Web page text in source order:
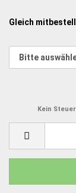
Gleich
Kein